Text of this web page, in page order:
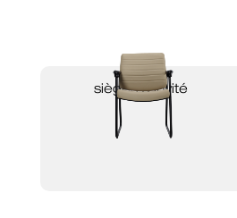
sièges d'invité